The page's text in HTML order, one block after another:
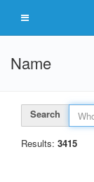
Name
Search
Results: 3415